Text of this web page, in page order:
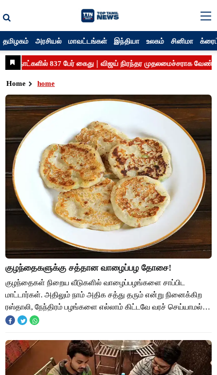
தமிழகம் அரசியல் மாவட்டங்கள் இந்தியா உலகம் சினிமா
Home home
குழந்தைகளுக்கு சத்தான வாழைப்பழ தோசை!
குழந்தைகள் நிறைய வீடுகளில் வாழைப்பழங்களை சாப்பிட
மாட்டார்கள். அதிலும் நாம் அதிக சத்து தரும் என்று நினைக்கிற
ரஸ்தாலி, நேந்திரம் பழங்களை எல்லாம் கிட்டவே வரச் செய்யாமல்
ஒதுக்கி தள்ளுவார்கள். குழந்தைகள்